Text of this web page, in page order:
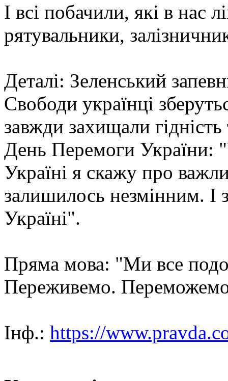
І всі побачили, які в нас
рятувальники,
Деталі: Зеленський
Свободи українці
завжди захищали гідність
День Перемоги України:
Україні я скажу про
залишилось незмінним. І
Україні".
Пряма мова: "Ми все
Переживемо.
Інф.: https://